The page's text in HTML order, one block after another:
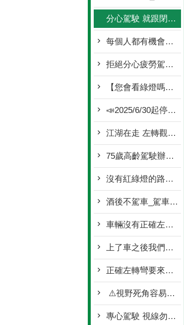
分心駕駛 就跟閉著眼睛衝一樣可怕❗❗❗😱
每個人都有機會扮演駕駛🛵🚗與行人🚶
拒絕分心疲勞駕駛 別讓危險與你同行
【您會看綠燈嗎？ 高市警演給您看】
📣2025/6/30起停讓行人新法上路
江湖在走 左轉觀念要有
75歲高齡駕駛辦理駕照繳回 還可以抽大獎
沒有紅綠燈的路口 也要停讓行穿線上的行人
酒後不駕車_駕車不喝酒🍺❌❌🚗
車輛沒有正確左轉👉就是切西瓜❗
上了車之後我們都是駕駛🚗 下了車之後我們都是行人🚶‍♀️
正確左轉彎要來再次再次再次宣導❕❕❗❗
⚠️視野死角容易產生事故⚠️
專心駕駛 視線勿轉移